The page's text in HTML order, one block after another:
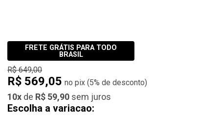
Escolha a variacao:
FRETE GRÁTIS PARA TODO
BRASIL
R$ 649,00
10x de R$ 59,90 sem juros
R$ 569,05 (5% de desconto)